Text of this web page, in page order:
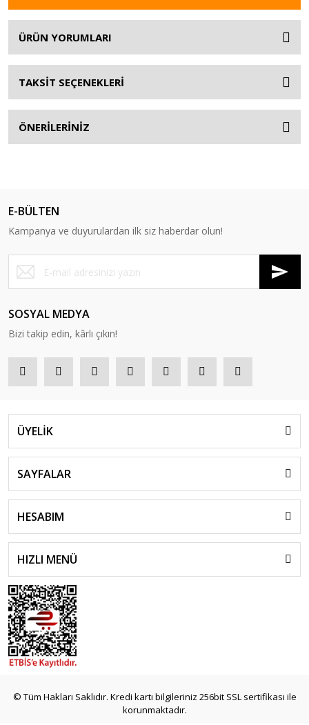
ÜRÜN YORUMLARI
TAKSİT SEÇENEKLERİ
ÖNERİLERİNİZ
E-BÜLTEN
Kampanya ve duyurulardan ilk siz haberdar olun!
SOSYAL MEDYA
Bizi takip edin, kârlı çıkın!
ÜYELİK
SAYFALAR
HESABIM
HIZLI MENÜ
© Tüm Hakları Saklıdır. Kredi kartı bilgileriniz 256bit SSL sertifikası ile
korunmaktadır.